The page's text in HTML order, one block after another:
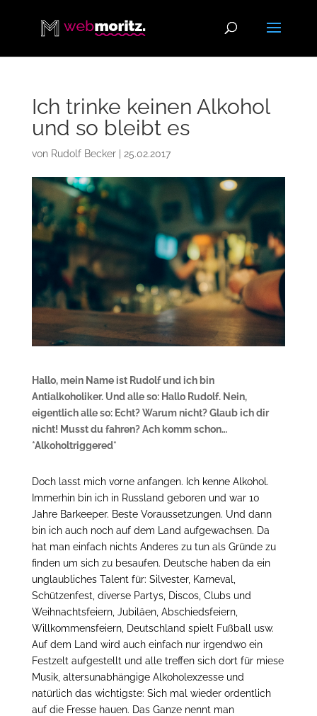
Ich trinke keinen Alkohol
und so bleibt es
von Rudolf Becker| 25.02.2017
Hallo, mein Name ist Rudolf und ich bin
Antialkoholiker. Und alle so: Hallo Rudolf. Nein,
eigentlich alle so: Echt? Warum nicht? Glaub ich dir
nicht! Musst du fahren? Ach komm schon…
*Alkoholtriggered*
Doch lasst mich vorne anfangen. Ich kenne Alkohol.
Immerhin bin ich in Russland geboren und war 10
Jahre Barkeeper. Beste Voraussetzungen. Und dann
bin ich auch noch auf dem Land aufgewachsen. Da
hat man einfach nichts Anderes zu tun als Gründe zu
finden um sich zu besaufen. Deutsche haben da ein
unglaubliches Talent für: Silvester, Karneval,
Schützenfest, diverse Partys, Discos, Clubs und
Weihnachtsfeiern, Jubiläen, Abschiedsfeiern,
Willkommensfeiern, Deutschland spielt Fußball usw.
Auf dem Land wird auch einfach nur irgendwo ein
Festzelt aufgestellt und alle treffen sich dort für miese
Musik, altersunabhängige Alkoholexzesse und
natürlich das wichtigste: Sich mal wieder ordentlich
auf die Fresse hauen. Das Ganze nennt man